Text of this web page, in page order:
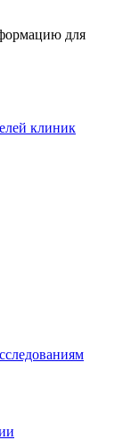
для
клиник